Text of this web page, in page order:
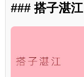
### 搭子湛